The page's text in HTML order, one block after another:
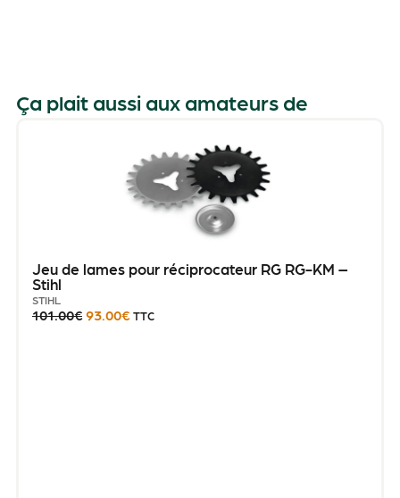
Ça plait aussi aux amateurs de
Jeu de lames pour réciprocateur RG RG-KM –
Stihl
STIHL
101.00€ 93.00€ TTC